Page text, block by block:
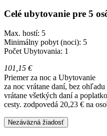
Celé ubytovanie pre 5
Max. hostí: 5
Minimálny pobyt (noci): 5
Počet Ubytovania: 1
101,15 €
Priemer za noc a Ubytovanie
za noc vrátane daní, bez
vrátane všetkých daní a
cesty. zodpovedá 20,23 € na
Nezáväzná žiadosť